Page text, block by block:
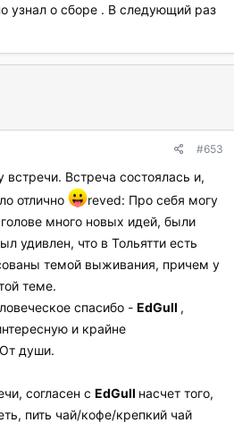
узнал о сборе . В следующий раз
#653
встречи. Встреча состоялась и,
отлично
reved: Про себя могу
много новых идей, были
удивлен, что в Тольятти есть
темой выживания, причем у
теме.
спасибо - EdGull ,
и крайне
души.
согласен с EdGull насчет того,
пить чай/кофе/крепкий чай